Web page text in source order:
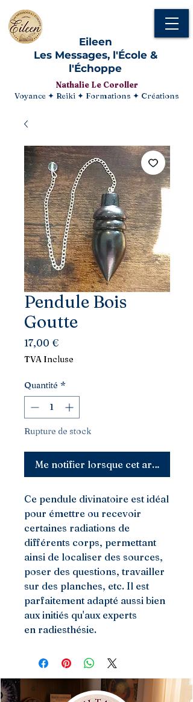
Eileen
Les Messages, l'École &
l'Échoppe
Nathalie Le Coroller
Voyance ✦ Reiki ✦ Formations ✦ Créations
Pendule Bois
Goutte
17,00 €Prix
TVA Incluse
Quantité *
Rupture de stock
Me notifier lorsque cet article est
Ce pendule divinatoire est idéal
pour émettre ou recevoir
certaines radiations de
différents corps, permettant
ainsi de localiser des sources,
poser des questions, travailler
sur des planches, etc. Il est
parfaitement adapté aussi bien
aux initiés qu'aux experts
en radiesthésie.